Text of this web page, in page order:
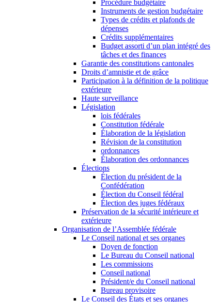
Procédure budgétaire
Instruments de gestion budgétaire
Types de crédits et plafonds de
dépenses
Crédits supplémentaires
Budget assorti d’un plan intégré des
tâches et des finances
Garantie des constitutions cantonales
Droits d’amnistie et de grâce
Participation à la définition de la politique
extérieure
Haute surveillance
Législation
lois fédérales
Constitution fédérale
Élaboration de la législation
Révision de la constitution
ordonnances
Élaboration des ordonnances
Élections
Élection du président de la
Confédération
Élection du Conseil fédéral
Élection des juges fédéraux
Préservation de la sécurité intérieure et
extérieure
Organisation de l’Assemblée fédérale
Le Conseil national et ses organes
Doyen de fonction
Le Bureau du Conseil national
Les commissions
Conseil national
Président/e du Conseil national
Bureau provisoire
Le Conseil des États et ses organes